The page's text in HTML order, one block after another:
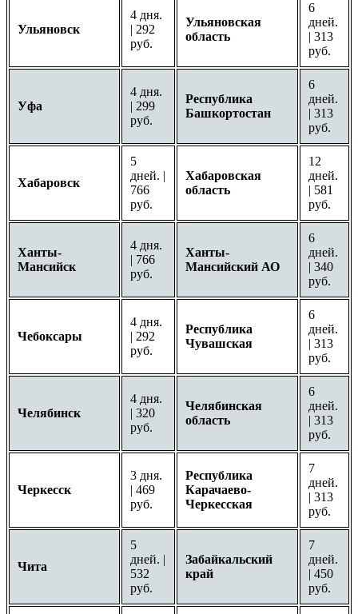
Ульяновск
4 дня.
| 292
руб.
Ульяновская
область
6
дней.
| 313
руб.
Уфа
4 дня.
| 299
руб.
Республика
Башкортостан
6
дней.
| 313
руб.
Хабаровск
5
дней. |
766
руб.
Хабаровская
область
12
дней.
| 581
руб.
Ханты-
Мансийск
4 дня.
| 766
руб.
Ханты-
Мансийский АО
6
дней.
| 340
руб.
Чебоксары
4 дня.
| 292
руб.
Республика
Чувашская
6
дней.
| 313
руб.
Челябинск
4 дня.
| 320
руб.
Челябинская
область
6
дней.
| 313
руб.
Черкесск
3 дня.
| 469
руб.
Республика
Карачаево-
Черкесская
7
дней.
| 313
руб.
Чита
5
дней. |
532
руб.
Забайкальский
край
7
дней.
| 450
руб.